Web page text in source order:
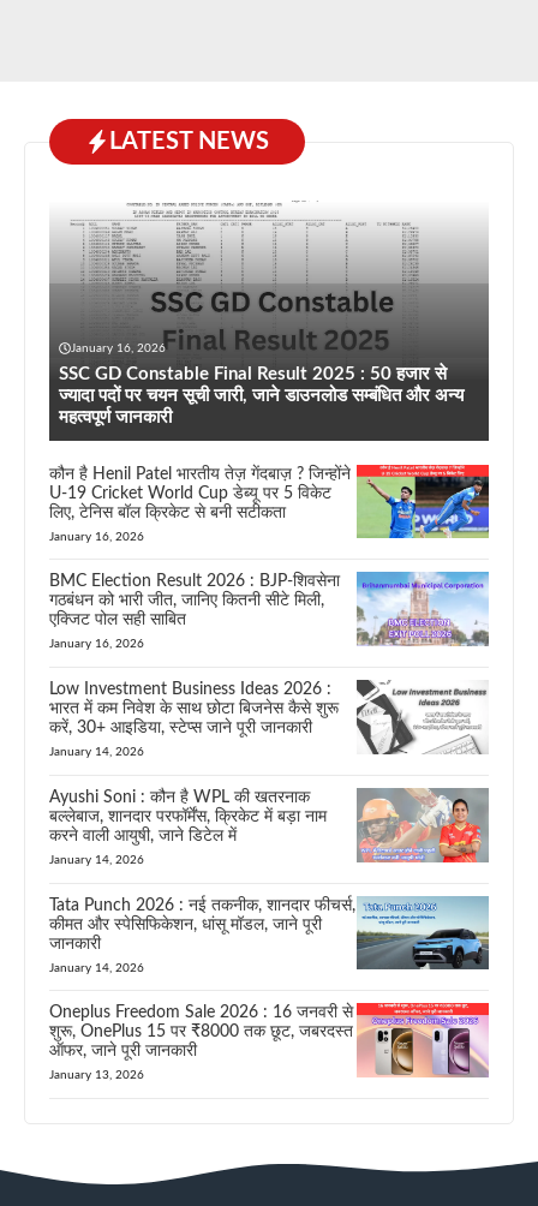
LATEST NEWS
January 16, 2026
SSC GD Constable Final Result 2025 : 50 हजार से
ज्यादा पदों पर चयन सूची जारी, जाने डाउनलोड सम्बंधित और अन्य
महत्वपूर्ण जानकारी
कौन है Henil Patel भारतीय तेज़ गेंदबाज़ ? जिन्होंने
U-19 Cricket World Cup डेब्यू पर 5 विकेट
लिए, टेनिस बॉल क्रिकेट से बनी सटीकता
January 16, 2026
BMC Election Result 2026 : BJP-शिवसेना
गठबंधन को भारी जीत, जानिए कितनी सीटे मिली,
एक्जिट पोल सही साबित
January 16, 2026
Low Investment Business Ideas 2026 :
भारत में कम निवेश के साथ छोटा बिजनेस कैसे शुरू
करें, 30+ आइडिया, स्टेप्स जाने पूरी जानकारी
January 14, 2026
Ayushi Soni : कौन है WPL की खतरनाक
बल्लेबाज, शानदार परफॉर्मेंस, क्रिकेट में बड़ा नाम
करने वाली आयुषी, जाने डिटेल में
January 14, 2026
Tata Punch 2026 : नई तकनीक, शानदार फीचर्स,
कीमत और स्पेसिफिकेशन, धांसू मॉडल, जाने पूरी
जानकारी
January 14, 2026
Oneplus Freedom Sale 2026 : 16 जनवरी से
शुरू, OnePlus 15 पर ₹8000 तक छूट, जबरदस्त
ऑफर, जाने पूरी जानकारी
January 13, 2026